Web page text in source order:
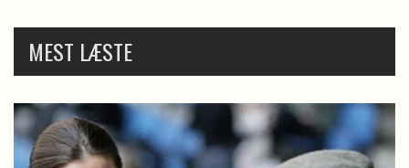
MEST LÆSTE